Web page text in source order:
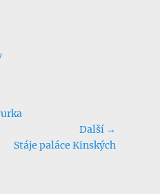
Další →
Stáje paláce Kinských